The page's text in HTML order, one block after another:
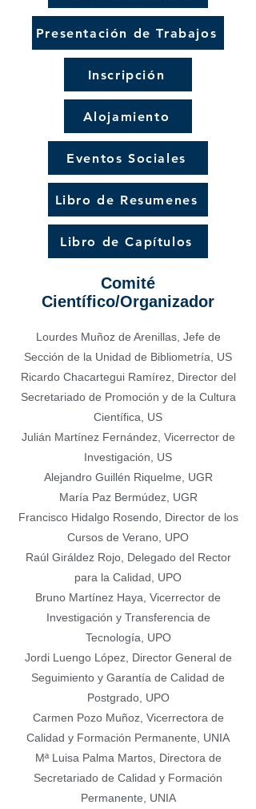
Presentación de Trabajos
Inscripción
Alojamiento
Eventos Sociales
Libro de Resumenes
Libro de Capítulos
Comité
Científico/Organizador
Lourdes Muñoz de Arenillas, Jefe de
Sección de la Unidad de Bibliometría, US
Ricardo Chacartegui Ramírez, Director del
Secretariado de Promoción y de la Cultura
Científica, US
Julián Martínez Fernández, Vicerrector de
Investigación, US
Alejandro Guillén Riquelme, UGR
María Paz Bermúdez, UGR
Francisco Hidalgo Rosendo, Director de los
Cursos de Verano, UPO
Raúl Giráldez Rojo, Delegado del Rector
para la Calidad, UPO
Bruno Martínez Haya, Vicerrector de
Investigación y Transferencia de
Tecnología, UPO
Jordi Luengo López, Director General de
Seguimiento y Garantía de Calidad de
Postgrado, UPO
Carmen Pozo Muñoz, Vicerrectora de
Calidad y Formación Permanente, UNIA
Mª Luisa Palma Martos, Directora de
Secretariado de Calidad y Formación
Permanente, UNIA